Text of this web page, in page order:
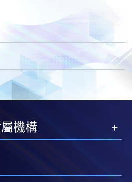
網頁的右上角的
圖示進入網上服務網頁，然
，並要求申請人上載課程網頁
之附件。
機構